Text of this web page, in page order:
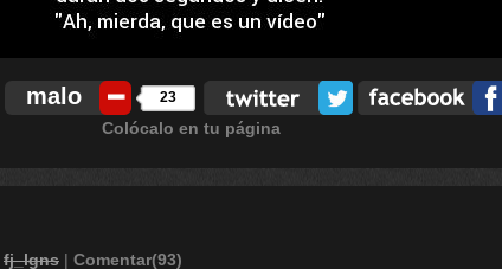
malo 23
Colócalo en tu página
fj_lgns | Comentar(93)